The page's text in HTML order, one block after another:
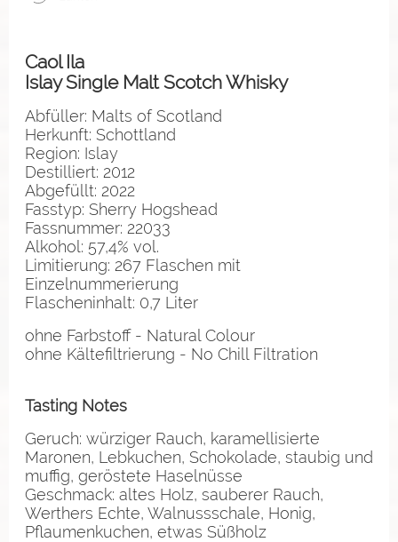
Caol Ila
Islay Single Malt Scotch Whisky
Abfüller: Malts of Scotland
Herkunft: Schottland
Region: Islay
Destilliert: 2012
Abgefüllt: 2022
Fasstyp: Sherry Hogshead
Fassnummer: 22033
Alkohol: 57,4% vol.
Limitierung: 267 Flaschen mit
Einzelnummerierung
Flascheninhalt: 0,7 Liter
ohne Farbstoff - Natural Colour
ohne Kältefiltrierung - No Chill Filtration
Tasting Notes
Geruch: würziger Rauch, karamellisierte
Maronen, Lebkuchen, Schokolade, staubig und
muffig, geröstete Haselnüsse
Geschmack: altes Holz, sauberer Rauch,
Werthers Echte, Walnussschale, Honig,
Pflaumenkuchen, etwas Süßholz